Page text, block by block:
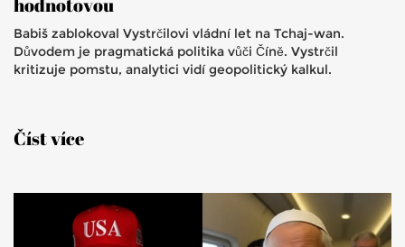
hodnotovou
Babiš zablokoval Vystrčilovi vládní let na Tchaj-wan.
Důvodem je pragmatická politika vůči Číně. Vystrčil
kritizuje pomstu, analytici vidí geopolitický kalkul.
Číst více